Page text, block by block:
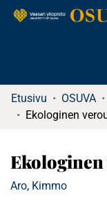
Etusivu OSUVA
Ekologinen
Aro, Kimmo